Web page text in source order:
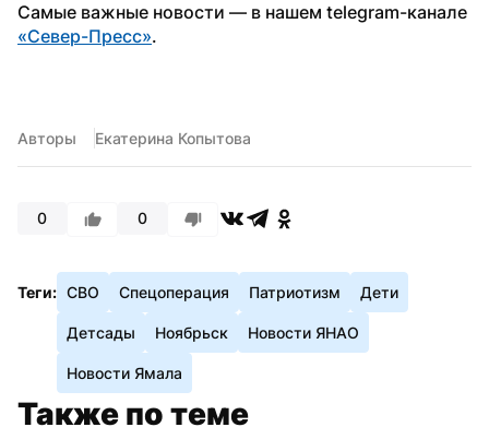
«Север-Пресс».
Авторы Екатерина Копытова
0 0
Теги: СВО Спецоперация Патриотизм Дети
Детсады Ноябрьск Новости ЯНАО
Новости Ямала
Также по теме